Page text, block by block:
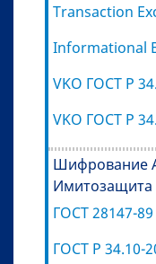
Transaction
Informational
VKO ГОСТ Р
VKO ГОСТ Р
Шифрование
Имитозащита
ГОСТ 28147-89
ГОСТ Р 34.10-